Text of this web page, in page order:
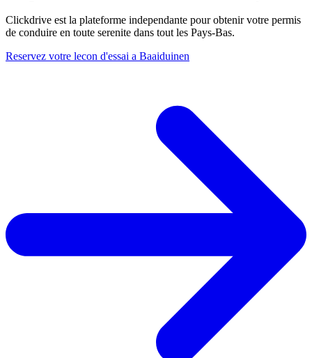
Clickdrive est la plateforme independante pour obtenir votre permis
de conduire en toute serenite dans tout les Pays-Bas.
Reservez votre lecon d'essai a Baaiduinen